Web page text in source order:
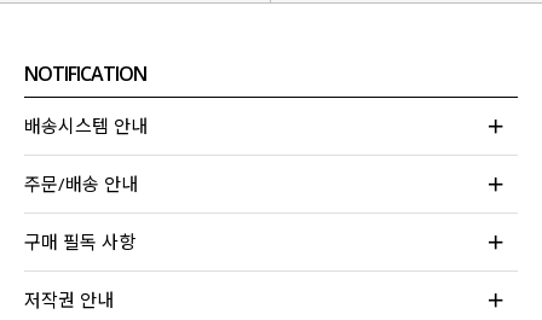
기모 대신쾌적함을 담아내 출시하게 되었어요.
디테일한 디자인까지 놓치지 않고 담아낸
스퀘어넥 굴림 티셔츠를 소개할게요!
NOTIFICATION
배송시스템 안내
주문/배송 안내
구매 필독 사항
저작권 안내